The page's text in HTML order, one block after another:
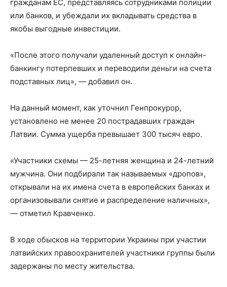
гражданам ЕС, представляясь сотрудниками полиции
или банков, и убеждали их вкладывать средства в
якобы выгодные инвестиции.
«После этого получали удаленный доступ к онлайн-
банкингу потерпевших и переводили деньги на счета
подставных лиц», — добавил он.
На данный момент, как уточнил Генпрокурор,
установлено не менее 20 пострадавших граждан
Латвии. Сумма ущерба превышает 300 тысяч евро.
«Участники схемы — 25-летняя женщина и 24-летний
мужчина. Они подбирали так называемых «дропов»,
открывали на их имена счета в европейских банках и
организовывали снятие и распределение наличных»,
— отметил Кравченко.
В ходе обысков на территории Украины при участии
латвийских правоохранителей участники группы были
задержаны по месту жительства.